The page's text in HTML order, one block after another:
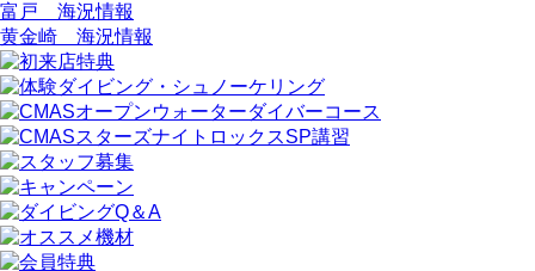
富戸 海況情報
黄金崎 海況情報